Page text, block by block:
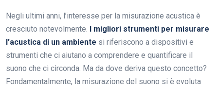
Negli ultimi anni, l’interesse per la misurazione acustica è
cresciuto notevolmente. I migliori strumenti per misurare
l’acustica di un ambiente si riferiscono a dispositivi e
strumenti che ci aiutano a comprendere e quantificare il
suono che ci circonda. Ma da dove deriva questo concetto?
Fondamentalmente, la misurazione del suono si è evoluta